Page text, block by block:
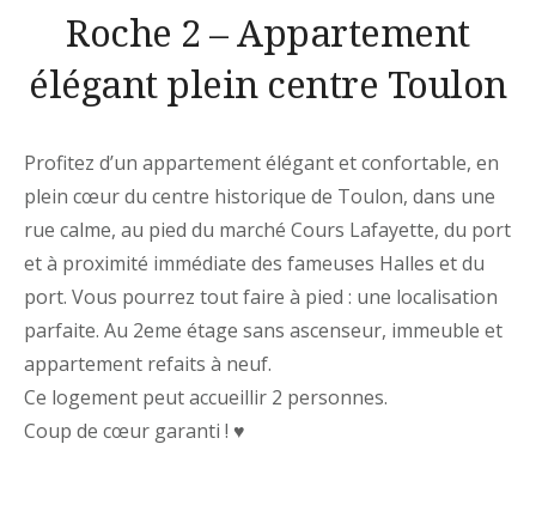
Roche 2 – Appartement
élégant plein centre Toulon
Profitez d’un appartement élégant et confortable, en
plein cœur du centre historique de Toulon, dans une
rue calme, au pied du marché Cours Lafayette, du port
et à proximité immédiate des fameuses Halles et du
port. Vous pourrez tout faire à pied : une localisation
parfaite. Au 2eme étage sans ascenseur, immeuble et
appartement refaits à neuf.
Ce logement peut accueillir 2 personnes.
Coup de cœur garanti ! ♥️